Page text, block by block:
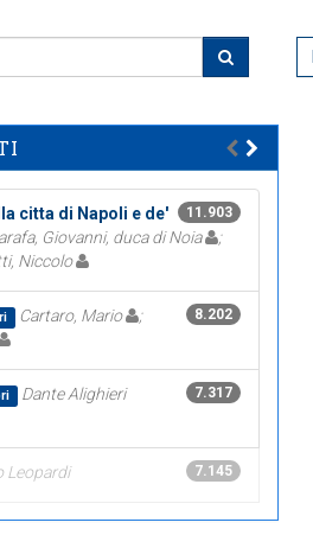
11.903
citta di Napoli e de'
Giovanni, duca di Noia
;
Niccolo
8.202
Cartaro, Mario
;
7.317
Dante Alighieri
7.145
Leopardi